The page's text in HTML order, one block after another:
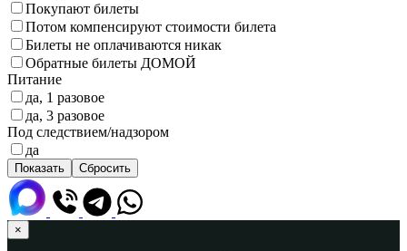
Покупают билеты
Потом компенсируют стоимости билета
Билеты не оплачиваются никак
Обратные билеты ДОМОЙ
Питание
да, 1 разовое
да, 3 разовое
Под следствием/надзором
да
×